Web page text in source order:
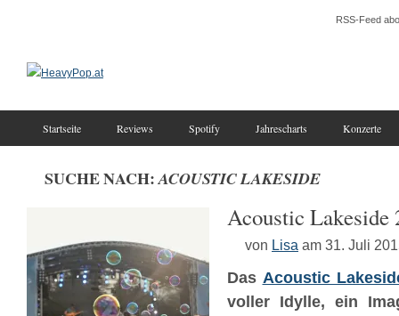
RSS-Feed
Startseite Reviews Spotify Jahrescharts Konzerte
SUCHE NACH:ACOUSTIC LAKESIDE
Acoustic Lakeside
von Lisa am 31. Juli
Das Acoustic
voller Idylle, ein